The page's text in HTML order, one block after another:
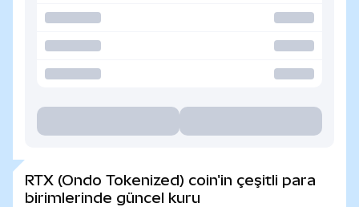
RTX (Ondo Tokenized) coin'in çeşitli para
birimlerinde güncel kuru